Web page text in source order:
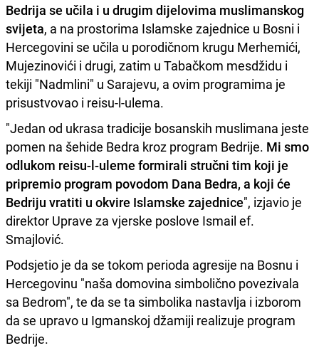
Bedrija se učila i u drugim dijelovima muslimanskog
svijeta, a na prostorima Islamske zajednice u Bosni i
Hercegovini se učila u porodičnom krugu Merhemići,
Mujezinovići i drugi, zatim u Tabačkom mesdžidu i
tekiji "Nadmlini" u Sarajevu, a ovim programima je
prisustvovao i reisu-l-ulema.
"Jedan od ukrasa tradicije bosanskih muslimana jeste
pomen na šehide Bedra kroz program Bedrije. Mi smo
odlukom reisu-l-uleme formirali stručni tim koji je
pripremio program povodom Dana Bedra, a koji će
Bedriju vratiti u okvire Islamske zajednice", izjavio je
direktor Uprave za vjerske poslove Ismail ef.
Smajlović.
Podsjetio je da se tokom perioda agresije na Bosnu i
Hercegovinu "naša domovina simbolično povezivala
sa Bedrom", te da se ta simbolika nastavlja i izborom
da se upravo u Igmanskoj džamiji realizuje program
Bedrije.